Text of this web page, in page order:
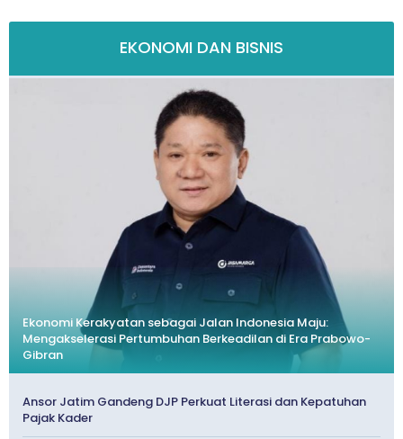
EKONOMI DAN BISNIS
Ekonomi Kerakyatan sebagai Jalan Indonesia Maju:
Mengakselerasi Pertumbuhan Berkeadilan di Era Prabowo-
Gibran
Ansor Jatim Gandeng DJP Perkuat Literasi dan Kepatuhan
Pajak Kader